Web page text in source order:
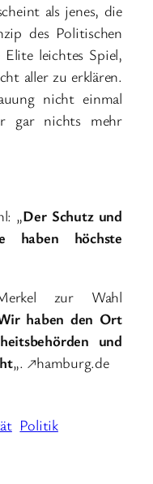
als jenes, die
des Politischen
leichtes Spiel,
aller zu erklären.
nicht einmal
gar nichts mehr
„Der Schutz und
haben höchste
zur Wahl
haben den Ort
und
„. ↗hamburg.de
Politik